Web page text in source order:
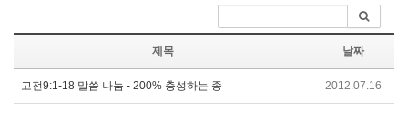
제목 날짜
고전9:1-18 말씀 나눔 - 200% 충성하는 종 2012.07.16